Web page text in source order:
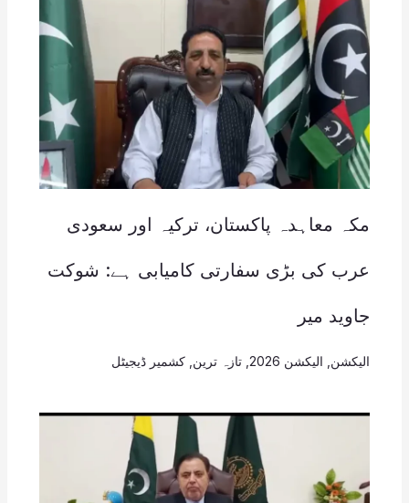
مکہ معاہدہ پاکستان، ترکیہ اور سعودی
عرب کی بڑی سفارتی کامیابی ہے: شوکت
جاوید میر
الیکشن الیکشن 2026 , تازہ ترین کشمیر ڈیجیٹل